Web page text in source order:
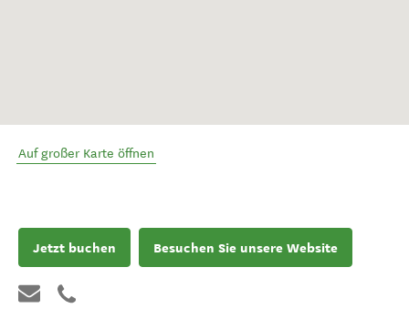
Auf großer Karte öffnen
Jetzt buchen Besuchen Sie unsere Website